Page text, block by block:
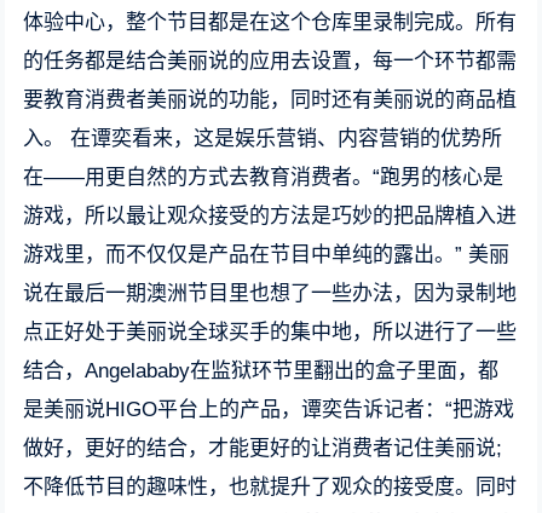
体验中心，整个节目都是在这个仓库里录制完成。所有
的任务都是结合美丽说的应用去设置，每一个环节都需
要教育消费者美丽说的功能，同时还有美丽说的商品植
入。 在谭奕看来，这是娱乐营销、内容营销的优势所
在——用更自然的方式去教育消费者。“跑男的核心是
游戏，所以最让观众接受的方法是巧妙的把品牌植入进
游戏里，而不仅仅是产品在节目中单纯的露出。” 美丽
说在最后一期澳洲节目里也想了一些办法，因为录制地
点正好处于美丽说全球买手的集中地，所以进行了一些
结合，Angelababy在监狱环节里翻出的盒子里面，都
是美丽说HIGO平台上的产品，谭奕告诉记者：“把游戏
做好，更好的结合，才能更好的让消费者记住美丽说;
不降低节目的趣味性，也就提升了观众的接受度。同时